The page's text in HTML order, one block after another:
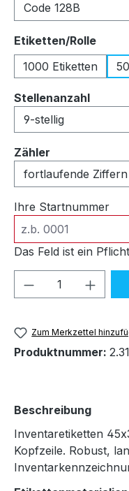
Etiketten/Rolle
1000 Etiketten
Stellenanzahl
Zähler
Ihre Startnummer
Das Feld ist ein
Produkt
Zum Merkzettel
Produktnummer:
Beschreibung
Inventaretiketten
Kopfzeile. Robust,